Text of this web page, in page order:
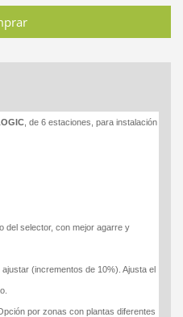
, de 6 estaciones, para instalación
del selector, con mejor agarre y
(incrementos de 10%). Ajusta el
por zonas con plantas diferentes